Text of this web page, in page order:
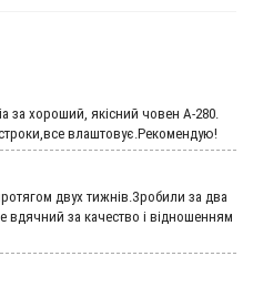
за хороший, якісний човен А-280.
влаштовує.Рекомендую!
двух тижнів.Зробили за два
вдячний за качество і відношенням